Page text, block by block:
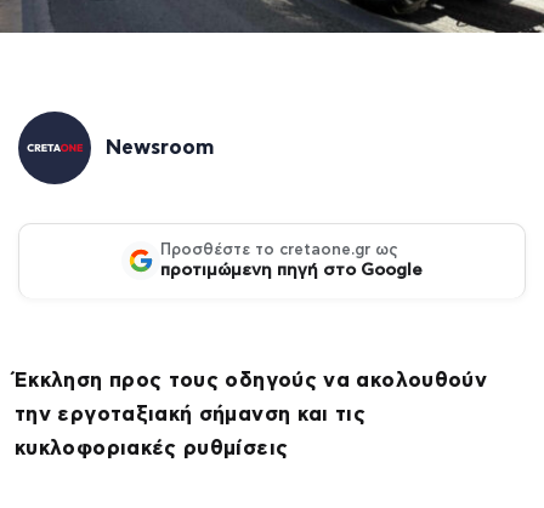
Newsroom
Προσθέστε το cretaone.gr ως
προτιμώμενη πηγή στο Google
Έκκληση προς τους οδηγούς να ακολουθούν
την εργοταξιακή σήμανση και τις
κυκλοφοριακές ρυθμίσεις